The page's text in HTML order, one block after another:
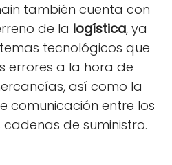
también cuenta con
de la logística, ya
tecnológicos que
errores a la hora de
así como la
comunicación entre los
de suministro.